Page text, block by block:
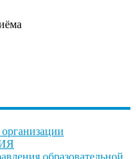
образовательной